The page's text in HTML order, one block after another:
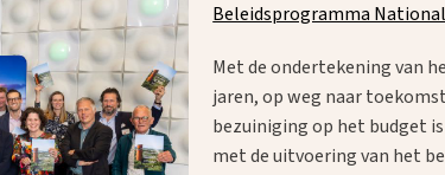
Beleidsprogramma
Met de ondertekening van
jaren, op weg naar
bezuiniging op het budget
met de uitvoering van het